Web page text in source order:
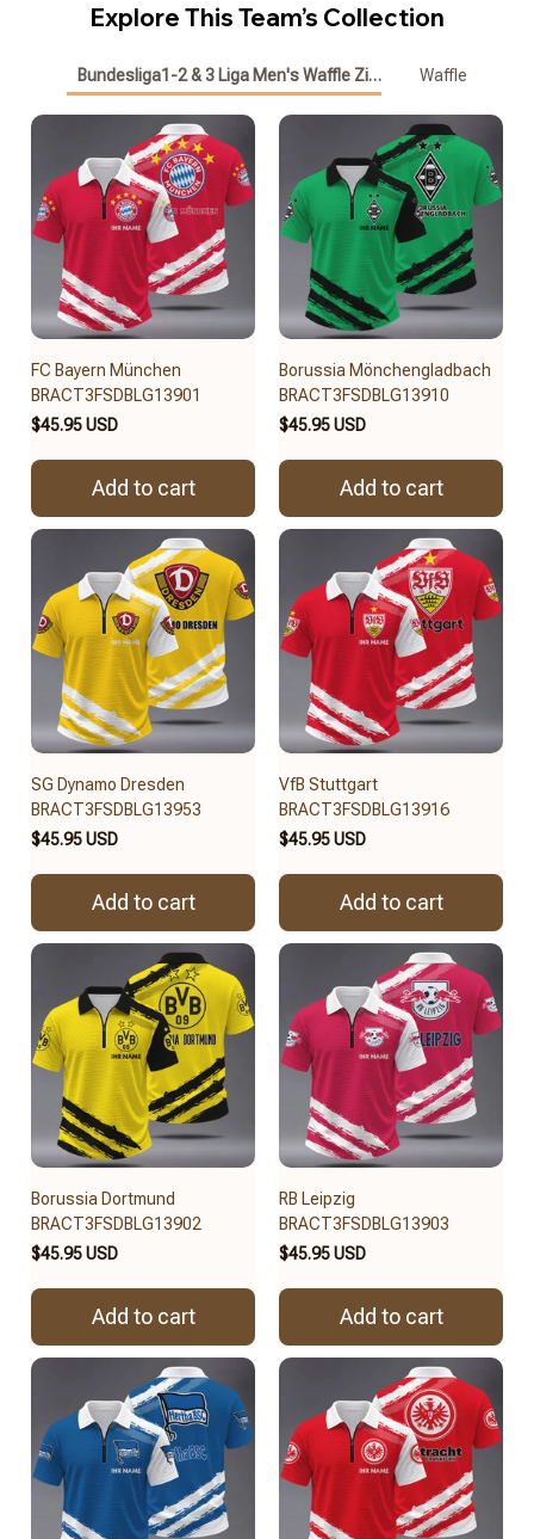
Explore This Team’s Collection
Bundesliga1-2 & 3 Liga Men's Waffle Zipper PoloWaffle
FC Bayern München
BRACT3FSDBLG13901
$45.95 USD
Add to cart
Borussia Mönchengladbach
BRACT3FSDBLG13910
$45.95 USD
Add to cart
SG Dynamo Dresden
BRACT3FSDBLG13953
$45.95 USD
Add to cart
VfB Stuttgart
BRACT3FSDBLG13916
$45.95 USD
Add to cart
Borussia Dortmund
BRACT3FSDBLG13902
$45.95 USD
Add to cart
RB Leipzig
BRACT3FSDBLG13903
$45.95 USD
Add to cart